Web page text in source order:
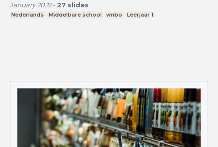
January 2022- 27 slides
Nederlands Middelbare school vmbo Leerjaar 1